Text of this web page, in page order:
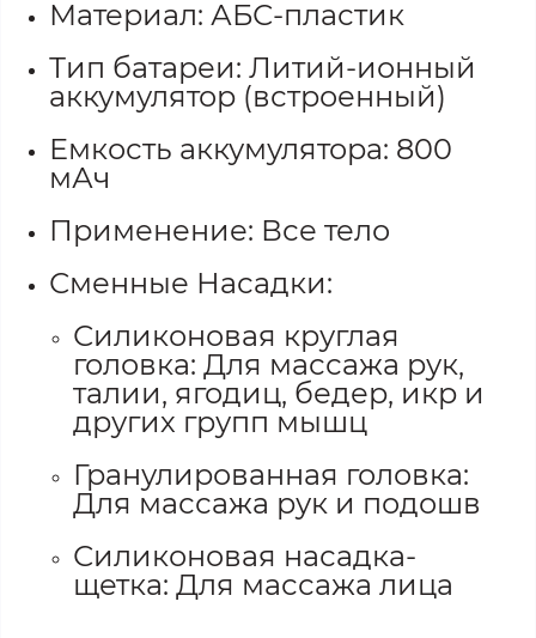
Материал: АБС-пластик
Тип батареи: Литий-ионный
аккумулятор (встроенный)
Емкость аккумулятора: 800
мАч
Применение: Все тело
Сменные Насадки:
Силиконовая круглая
головка: Для массажа рук,
талии, ягодиц, бедер, икр и
других групп мышц
Гранулированная головка:
Для массажа рук и подошв
Силиконовая насадка-
щетка: Для массажа лица